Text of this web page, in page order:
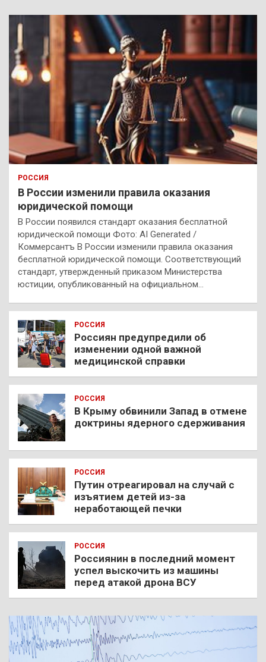
РОССИЯ
В России изменили правила оказания
юридической помощи
В России появился стандарт оказания бесплатной
юридической помощи Фото: AI Generated /
Коммерсантъ В России изменили правила оказания
бесплатной юридической помощи. Соответствующий
стандарт, утвержденный приказом Министерства
юстиции, опубликованный на официальном…
РОССИЯ
Россиян предупредили об
изменении одной важной
медицинской справки
РОССИЯ
В Крыму обвинили Запад в отмене
доктрины ядерного сдерживания
РОССИЯ
Путин отреагировал на случай с
изъятием детей из-за
неработающей печки
РОССИЯ
Россиянин в последний момент
успел выскочить из машины
перед атакой дрона ВСУ